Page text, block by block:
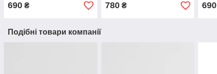
690 ₴ 780₴ 690
Подібні товари компанії